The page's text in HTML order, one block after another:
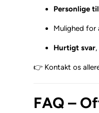
Personlige
Mulighed
Hurtigt svar
👉 Kontakt os
FAQ –